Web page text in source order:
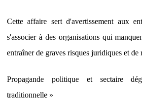
Cette affaire sert d'avertissement aux
s'associer à des organisations qui
entraîner de graves risques juridiques et de
Propagande politique et sectaire
traditionnelle »